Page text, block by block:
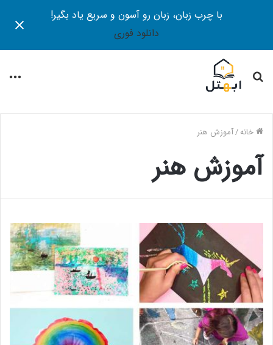
با چرب زبان، زبان رو آسون و سریع یاد بگیر!
دانلود فوری
جستجو
برای
خانه/آموزش هنر
آموزش هنر